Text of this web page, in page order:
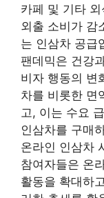
카페 및 기타
외출 소비가 감
는 인삼차 공급
팬데믹은 건강
비자 행동의 변
차를 비롯한 면
고, 이는 수요
인삼차를 구매
온라인 인삼차
참여자들은 온
활동을 확대하